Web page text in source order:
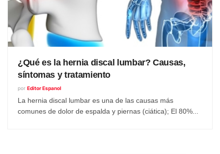
¿Qué es la hernia discal lumbar? Causas,
síntomas y tratamiento
por Editor Espanol
La hernia discal lumbar es una de las causas más
comunes de dolor de espalda y piernas (ciática); El 80%...